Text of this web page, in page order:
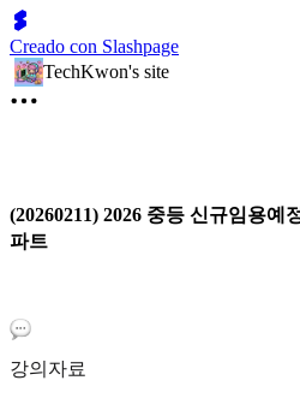
Creado con Slashpage
TechKwon's site
(20260211) 2026 중등 신규임용예
파트
강의자료